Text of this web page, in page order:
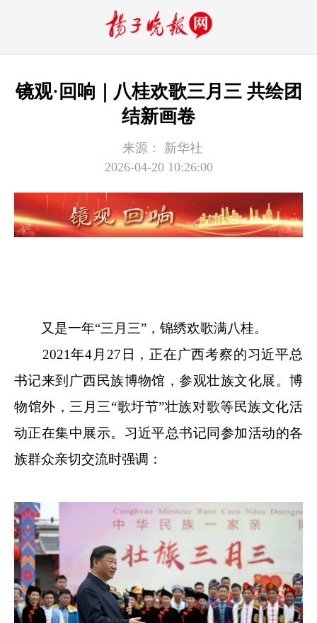
镜观·回响｜八桂欢歌三月三 共绘团
结新画卷
来源：
新华社
2026-04-20 10:26:00
又是一年“三月三”，锦绣欢歌满八桂。
2021年4月27日，正在广西考察的习近平总
书记来到广西民族博物馆，参观壮族文化展。博
物馆外，三月三“歌圩节”壮族对歌等民族文化活
动正在集中展示。习近平总书记同参加活动的各
族群众亲切交流时强调：